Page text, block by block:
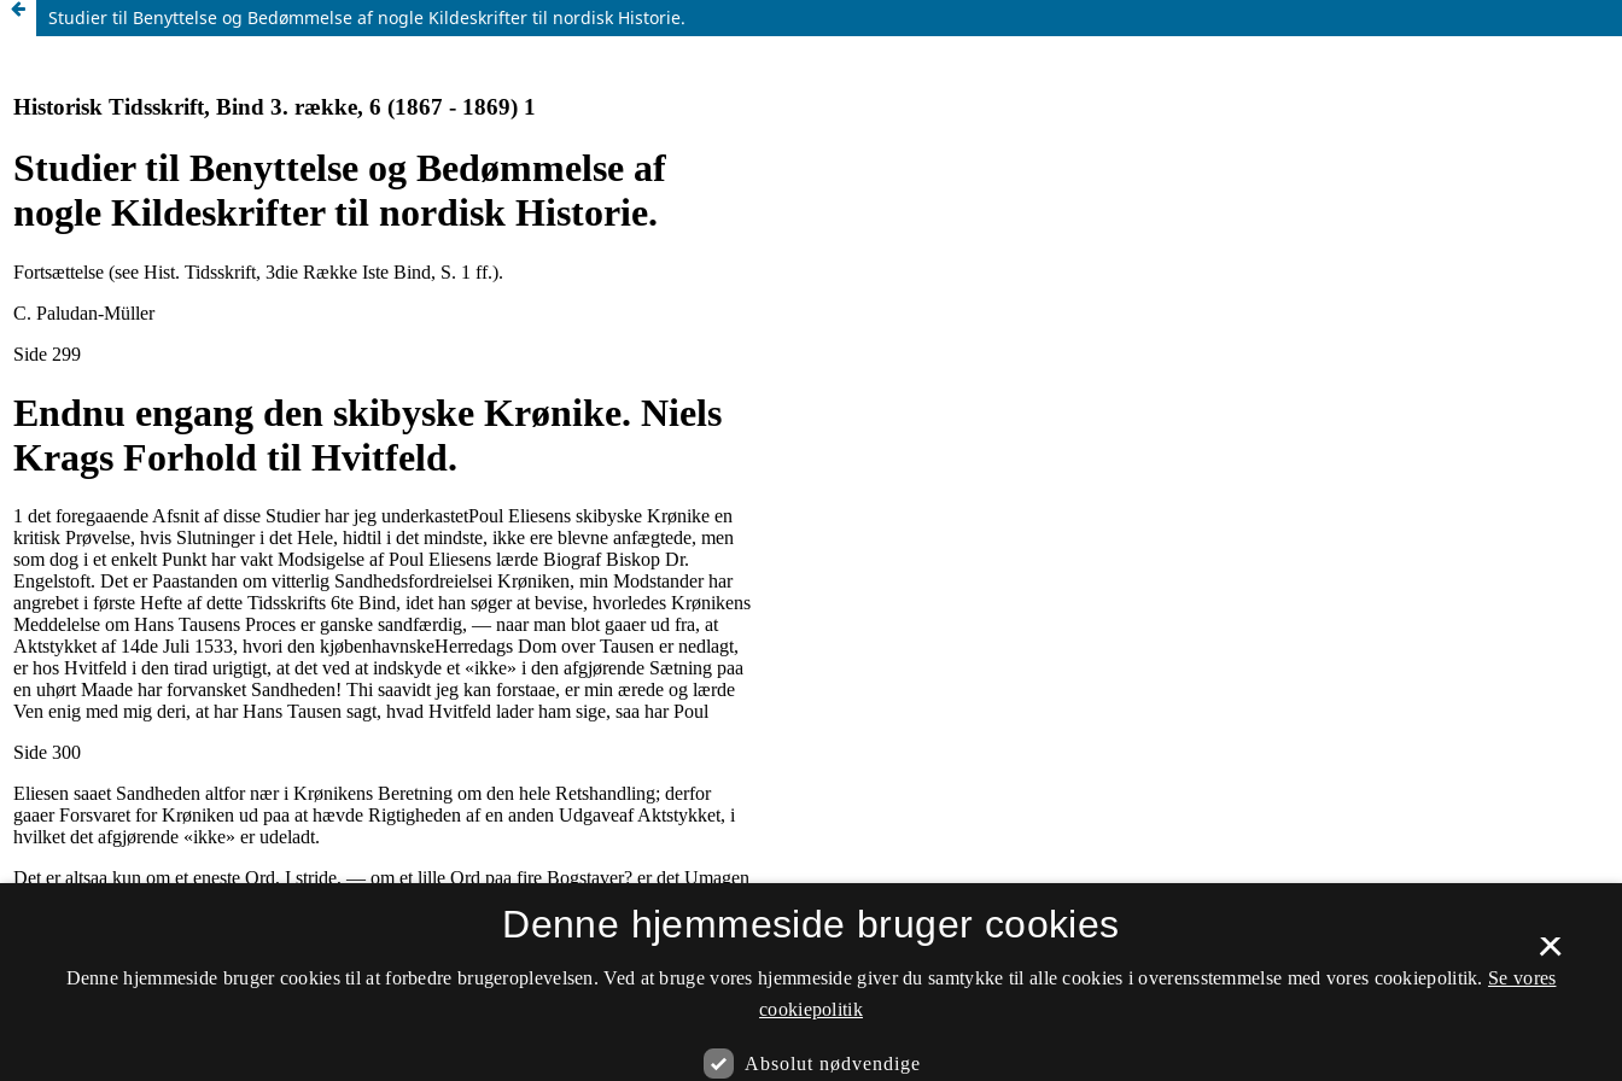
Studier til Benyttelse og Bedømmelse af nogle Kildeskrifter til nordisk Historie.
×
Denne hjemmeside bruger cookies
Denne hjemmeside bruger cookies til at forbedre brugeroplevelsen. Ved at bruge vores hjemmeside giver du samtykke til alle cookies i overensstemmelse med vores cookiepolitik. Se vores
cookiepolitik
Absolut nødvendige